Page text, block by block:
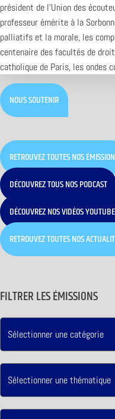
président de l’Union des
professeur émérite à la
palliatifs et la morale, les
centenaire des facultés de
catholique de Paris, les ondes
NOUS SOUTENIR
RETROUVEZ TOUTES NOS
DÉCOUVREZ TOUS NOS PODCAST
DÉCOUVREZ NOS VIDÉOS YOUTUBE
RETROUVEZ TOUTES NOS
FILTRER LES ÉMISSIONS